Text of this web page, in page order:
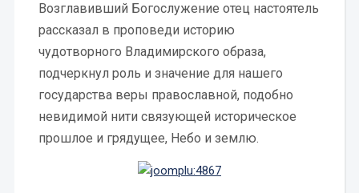
Возглавивший Богослужение отец настоятель
рассказал в проповеди историю
чудотворного Владимирского образа,
подчеркнул роль и значение для нашего
государства веры православной, подобно
невидимой нити связующей историческое
прошлое и грядущее, Небо и землю.